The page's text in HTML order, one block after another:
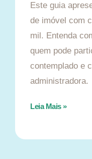
Este guia
de imóvel com
mil. Entenda
quem pode
contemplado e
administradora.
Leia Mais »